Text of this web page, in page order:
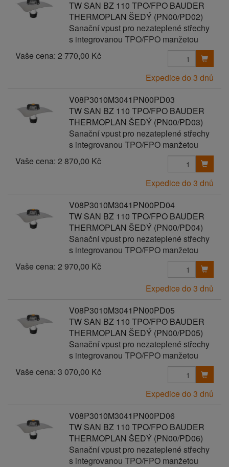
TW SAN BZ 110 TPO/FPO BAUDER
THERMOPLAN ŠEDÝ (PN00/PD02)
Sanační vpust pro nezateplené střechy
s integrovanou TPO/FPO manžetou
Vaše cena: 2 770,00 Kč
Expedice do 3 dnů
V08P3010M3041PN00PD03
TW SAN BZ 110 TPO/FPO BAUDER
THERMOPLAN ŠEDÝ (PN00/PD03)
Sanační vpust pro nezateplené střechy
s integrovanou TPO/FPO manžetou
Vaše cena: 2 870,00 Kč
Expedice do 3 dnů
V08P3010M3041PN00PD04
TW SAN BZ 110 TPO/FPO BAUDER
THERMOPLAN ŠEDÝ (PN00/PD04)
Sanační vpust pro nezateplené střechy
s integrovanou TPO/FPO manžetou
Vaše cena: 2 970,00 Kč
Expedice do 3 dnů
V08P3010M3041PN00PD05
TW SAN BZ 110 TPO/FPO BAUDER
THERMOPLAN ŠEDÝ (PN00/PD05)
Sanační vpust pro nezateplené střechy
s integrovanou TPO/FPO manžetou
Vaše cena: 3 070,00 Kč
Expedice do 3 dnů
V08P3010M3041PN00PD06
TW SAN BZ 110 TPO/FPO BAUDER
THERMOPLAN ŠEDÝ (PN00/PD06)
Sanační vpust pro nezateplené střechy
s integrovanou TPO/FPO manžetou